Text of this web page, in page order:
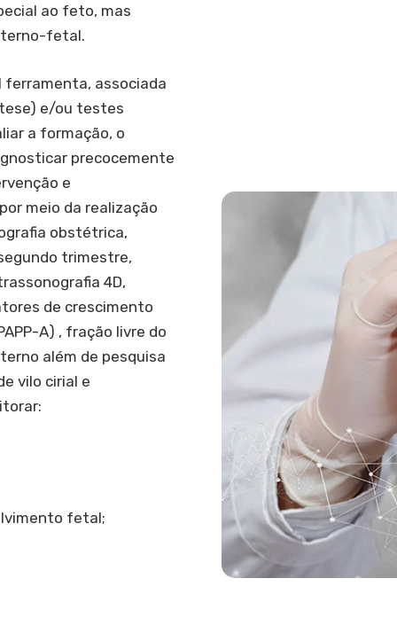
ao feto, mas
fetal.
ferramenta, associada
e/ou testes
a formação, o
precocemente
e
meio da realização
obstétrica,
trimestre,
4D,
de crescimento
A) , fração livre do
além de pesquisa
vilo cirial e
fetal;